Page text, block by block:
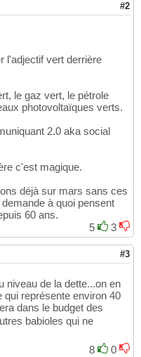
#2
l'adjectif vert derrière
le gaz vert, le pétrole
photovoltaïques verts.
2.0 aka social
c'est magique.
déjà sur mars sans ces
à quoi pensent
60 ans.
5
3
#3
niveau de la dette...on en
qui représente environ 40
dans le budget des
babioles qui ne
8
0